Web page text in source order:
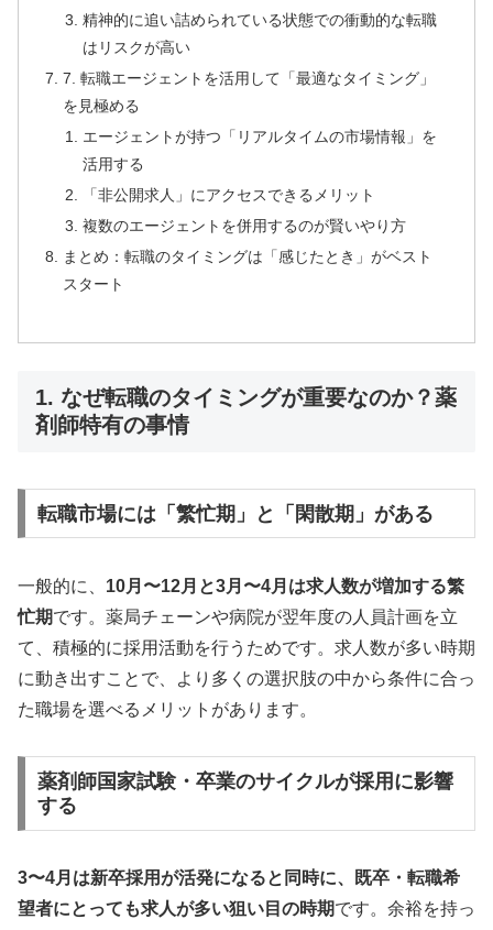
精神的に追い詰められている状態での衝動的な転職
はリスクが高い
7. 転職エージェントを活用して「最適なタイミング」
を見極める
エージェントが持つ「リアルタイムの市場情報」を
活用する
「非公開求人」にアクセスできるメリット
複数のエージェントを併用するのが賢いやり方
まとめ：転職のタイミングは「感じたとき」がベスト
スタート
1. なぜ転職のタイミングが重要なのか？薬
剤師特有の事情
転職市場には「繁忙期」と「閑散期」がある
一般的に、 10月〜12月と3月〜4月は求人数が増加する繁
忙期です。薬局チェーンや病院が翌年度の人員計画を立
て、積極的に採用活動を行うためです。求人数が多い時期
に動き出すことで、より多くの選択肢の中から条件に合っ
た職場を選べるメリットがあります。
薬剤師国家試験・卒業のサイクルが採用に影響
する
3〜4月は新卒採用が活発になると同時に、既卒・転職希
望者にとっても求人が多い狙い目の時期です。余裕を持っ